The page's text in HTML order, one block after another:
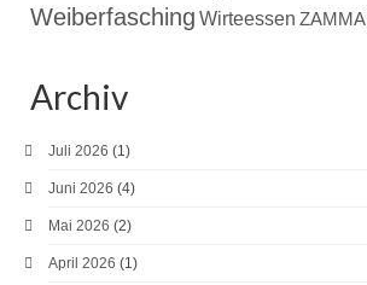
Weiberfasching Wirteessen ZAMMA
Archiv
Juli 2026 (1)
Juni 2026 (4)
Mai 2026 (2)
April 2026 (1)